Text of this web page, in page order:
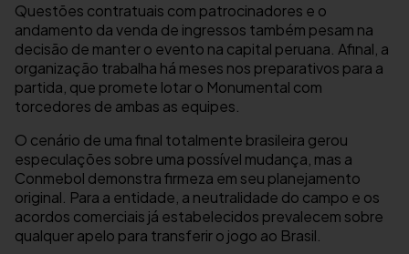
Questões contratuais com patrocinadores e o
andamento da venda de ingressos também pesam na
decisão de manter o evento na capital peruana. Afinal, a
organização trabalha há meses nos preparativos para a
partida, que promete lotar o Monumental com
torcedores de ambas as equipes.
O cenário de uma final totalmente brasileira gerou
especulações sobre uma possível mudança, mas a
Conmebol demonstra firmeza em seu planejamento
original. Para a entidade, a neutralidade do campo e os
acordos comerciais já estabelecidos prevalecem sobre
qualquer apelo para transferir o jogo ao Brasil.